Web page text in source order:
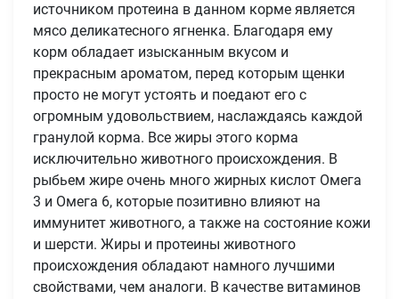
источником протеина в данном корме является
мясо деликатесного ягненка. Благодаря ему
корм обладает изысканным вкусом и
прекрасным ароматом, перед которым щенки
просто не могут устоять и поедают его с
огромным удовольствием, наслаждаясь каждой
гранулой корма. Все жиры этого корма
исключительно животного происхождения. В
рыбьем жире очень много жирных кислот Омега
3 и Омега 6, которые позитивно влияют на
иммунитет животного, а также на состояние кожи
и шерсти. Жиры и протеины животного
происхождения обладают намного лучшими
свойствами, чем аналоги. В качестве витаминов